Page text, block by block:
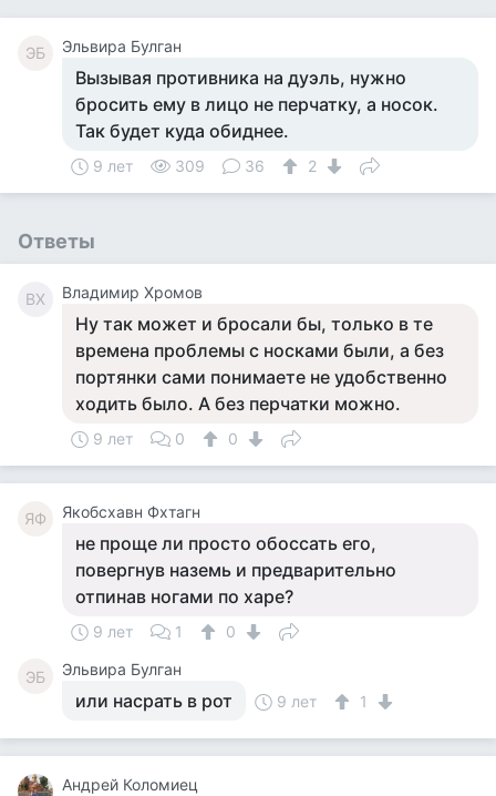
ЭБ Эльвира Булган
Вызывая противника на дуэль, нужно
бросить ему в лицо не перчатку, а носок.
Так будет куда обиднее.
9 лет 309 36 2
Ответы
ВХ Владимир Хромов
Ну так может и бросали бы, только в те
времена проблемы с носками были, а без
портянки сами понимаете не удобственно
ходить было. А без перчатки можно.
9 лет 0 0
ЯФ Якобсхавн Фхтагн
не проще ли просто обоссать его,
повергнув наземь и предварительно
отпинав ногами по харе?
9 лет 1 0
ЭБ Эльвира Булган
или насрать в рот 9 лет 1
Андрей Коломиец